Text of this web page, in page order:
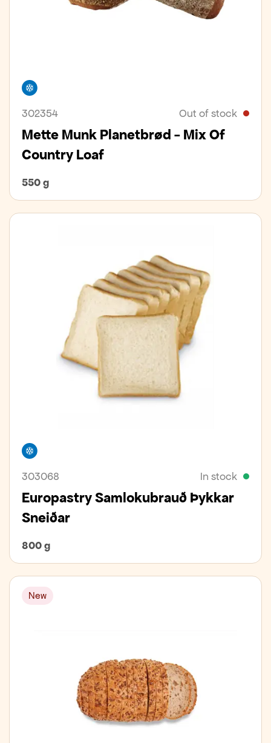
302354 Out of stock
Mette Munk Planetbrød - Mix Of
Country Loaf
550 g
303068 In stock
Europastry Samlokubrauð Þykkar
Sneiðar
800 g
New